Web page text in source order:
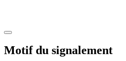
Motif du signalement